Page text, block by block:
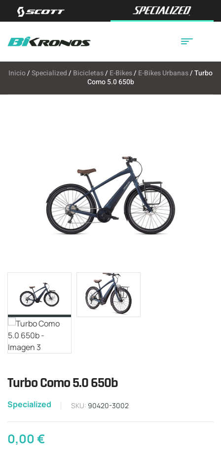
Inicio/Specialized/ Bicicletas/ E-Bikes/ E-Bikes Urbanas/ Turbo
Como 5.0 650b
Turbo Como 5.0 650b
Specialized SKU: 90420-3002
0,00€